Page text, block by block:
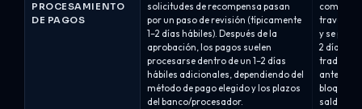
PROCESAMIENTO
DE PAGOS
solicitudes de recompensa pasan
por un paso de revisión (típicamente
1–2 días hábiles). Después de la
aprobación, los pagos suelen
procesarse dentro de un 1–2 días
hábiles adicionales, dependiendo del
método de pago elegido y los plazos
del banco/procesador.
comisión
través
y se
2 días
traders
antes de